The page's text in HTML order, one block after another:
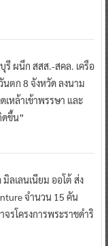
ผนึก สสส.-สคล. เครือ
นตก 8 จังหวัด ลงนาม
เหล้าเข้าพรรษา และ
ขึ้น”
ลเลนเนียม ออโต้ ส่ง
จำนวน 15 คัน
รโครงการพระราชดำริ